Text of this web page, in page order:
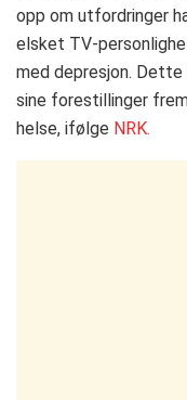
opp om utfordringer
elsket TV-
med depresjon.
sine forestillinger
helse​, ifølge NRK.